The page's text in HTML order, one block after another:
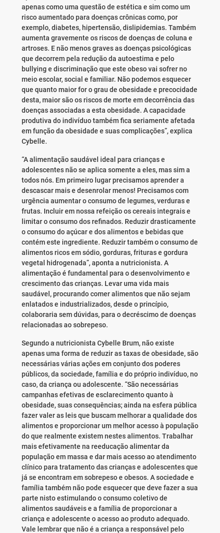
apenas como uma questão de estética e sim como um
risco aumentado para doenças crônicas como, por
exemplo, diabetes, hipertensão, dislipidemias. Também
aumenta gravemente os riscos de doenças de coluna e
artroses. E não menos graves as doenças psicológicas
que decorrem pela redução da autoestima e pelo
bullying e discriminação que este obeso vai sofrer no
meio escolar, social e familiar. Não podemos esquecer
que quanto maior for o grau de obesidade e precocidade
desta, maior são os riscos de morte em decorrência das
doenças associadas a esta obesidade. A capacidade
produtiva do indivíduo também fica seriamente afetada
em função da obesidade e suas complicações”, explica
Cybelle.
“A alimentação saudável ideal para crianças e
adolescentes não se aplica somente a eles, mas sim a
todos nós. Em primeiro lugar precisamos aprender a
descascar mais e desenrolar menos! Precisamos com
urgência aumentar o consumo de legumes, verduras e
frutas. Incluir em nossa refeição os cereais integrais e
limitar o consumo dos refinados. Reduzir drasticamente
o consumo do açúcar e dos alimentos e bebidas que
contém este ingrediente. Reduzir também o consumo de
alimentos ricos em sódio, gorduras, frituras e gordura
vegetal hidrogenada”, aponta a nutricionista. A
alimentação é fundamental para o desenvolvimento e
crescimento das crianças. Levar uma vida mais
saudável, procurando comer alimentos que não sejam
enlatados e industrializados, desde o princípio,
colaboraria sem dúvidas, para o decréscimo de doenças
relacionadas ao sobrepeso.
Segundo a nutricionista Cybelle Brum, não existe
apenas uma forma de reduzir as taxas de obesidade, são
necessárias várias ações em conjunto dos poderes
públicos, da sociedade, família e do próprio indivíduo, no
caso, da criança ou adolescente. “São necessárias
campanhas efetivas de esclarecimento quanto à
obesidade, suas consequências; ainda na esfera pública
fazer valer as leis que buscam melhorar a qualidade dos
alimentos e proporcionar um melhor acesso à população
do que realmente existem nestes alimentos. Trabalhar
mais efetivamente na reeducação alimentar da
população em massa e dar mais acesso ao atendimento
clínico para tratamento das crianças e adolescentes que
já se encontram em sobrepeso e obesos. A sociedade e
família também não pode esquecer que deve fazer a sua
parte nisto estimulando o consumo coletivo de
alimentos saudáveis e a família de proporcionar a
criança e adolescente o acesso ao produto adequado.
Vale lembrar que não é a criança a responsável pelo